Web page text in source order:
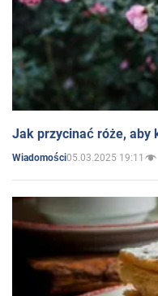
Jak przycinać róże, aby
Wiadomości05.03.2025 19:11